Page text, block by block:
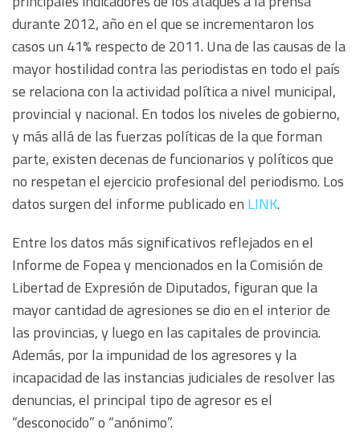
durante 2012, año en el que se incrementaron los
casos un 41% respecto de 2011. Una de las causas de la
mayor hostilidad contra las periodistas en todo el país
se relaciona con la actividad política a nivel municipal,
provincial y nacional. En todos los niveles de gobierno,
y más allá de las fuerzas políticas de la que forman
parte, existen decenas de funcionarios y políticos que
no respetan el ejercicio profesional del periodismo. Los
datos surgen del informe publicado en LINK.
Entre los datos más significativos reflejados en el
Informe de Fopea y mencionados en la Comisión de
Libertad de Expresión de Diputados, figuran que la
mayor cantidad de agresiones se dio en el interior de
las provincias, y luego en las capitales de provincia.
Además, por la impunidad de los agresores y la
incapacidad de las instancias judiciales de resolver las
denuncias, el principal tipo de agresor es el
“desconocido” o “anónimo”.